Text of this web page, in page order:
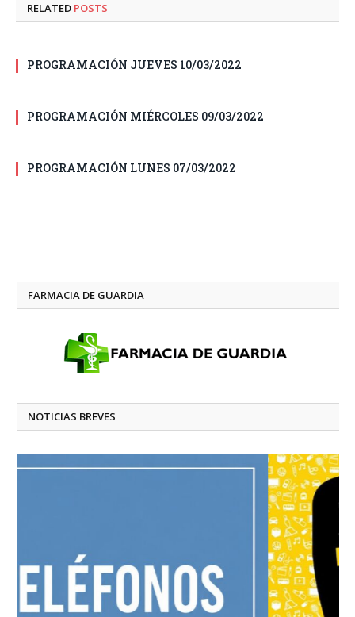
RELATED POSTS
PROGRAMACIÓN JUEVES 10/03/2022
PROGRAMACIÓN MIÉRCOLES 09/03/2022
PROGRAMACIÓN LUNES 07/03/2022
FARMACIA DE GUARDIA
NOTICIAS BREVES